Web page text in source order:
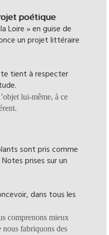
poétique
Loire » en guise de
un projet littéraire
tient à respecter
lui-même, à ce
sont pris comme
prises sur un
dans tous les
comprenons mieux
nous fabriquons des